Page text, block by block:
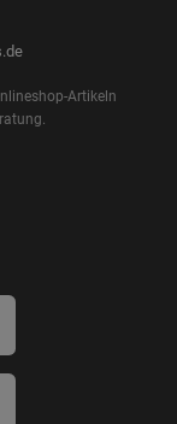
Artikeln